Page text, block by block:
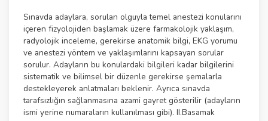
Sınavda adaylara, sorulan olguyla temel anestezi konularını
içeren fizyolojiden başlamak üzere farmakolojik yaklaşım,
radyolojik inceleme, gerekirse anatomik bilgi, EKG yorumu
ve anestezi yöntem ve yaklaşımlarını kapsayan sorular
sorulur. Adayların bu konulardaki bilgileri kadar bilgilerini
sistematik ve bilimsel bir düzenle gerekirse şemalarla
destekleyerek anlatmaları beklenir. Ayrıca sınavda
tarafsızlığın sağlanmasına azami gayret gösterilir (adayların
ismi yerine numaraların kullanılması gibi). II.Basamak